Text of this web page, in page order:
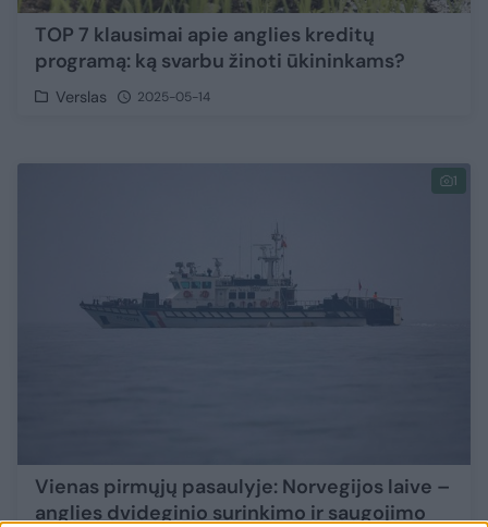
TOP 7 klausimai apie anglies kreditų
programą: ką svarbu žinoti ūkininkams?
Verslas 2025-05-14
1
Vienas pirmųjų pasaulyje: Norvegijos laive –
anglies dvideginio surinkimo ir saugojimo